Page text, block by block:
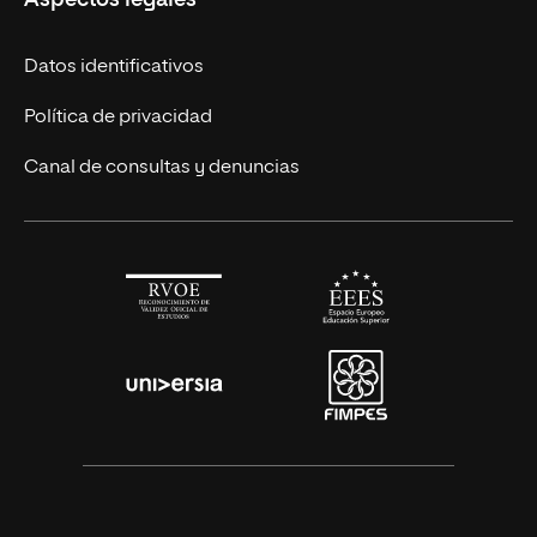
Cursos Europeos
Títulos Americanos
Alianza Newman
Nuestros alumnos
Únete a nosotros
Actualidad
Solicita información
Datos identificativos
Política de privacidad
Canal de consultas y denuncias